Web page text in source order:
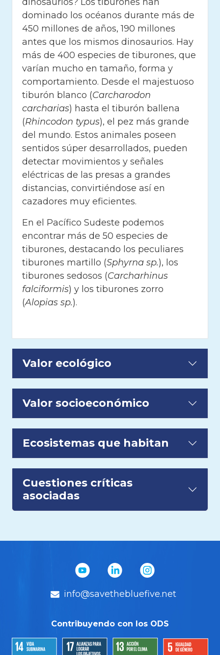
dominado los océanos durante más de
450 millones de años, 190 millones
antes que los mismos dinosaurios. Hay
más de 400 especies de tiburones, que
varían mucho en tamaño, forma y
comportamiento. Desde el majestuoso
tiburón blanco (Carcharodon
carcharias) hasta el tiburón ballena
(Rhincodon typus), el pez más grande
del mundo. Estos animales poseen
sentidos súper desarrollados, pueden
detectar movimientos y señales
eléctricas de las presas a grandes
distancias, convirtiéndose así en
cazadores muy eficientes.
En el Pacífico Sudeste podemos
encontrar más de 50 especies de
tiburones, destacando los peculiares
tiburones martillo (Sphyrna sp.), los
tiburones sedosos (Carcharhinus
falciformis) y los tiburones zorro
(Alopias sp.).
Valor ecológico
Valor socioeconómico
Ecosistemas que habitan
Cuestiones críticas
asociadas
info@savethebluefive.net
Contribuyendo con los ODS